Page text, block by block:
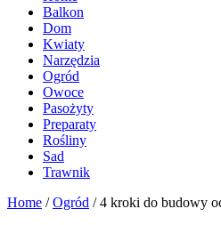
Balkon
Dom
Kwiaty
Narzędzia
Ogród
Owoce
Pasożyty
Preparaty
Rośliny
Sad
Trawnik
Home /Ogród /4 kroki do budowy